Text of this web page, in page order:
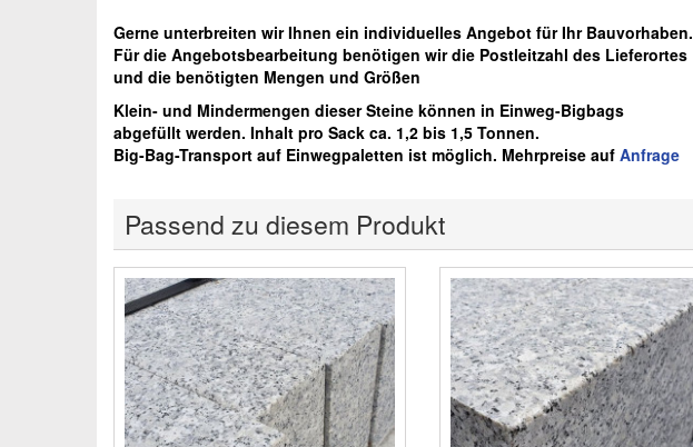
Gerne unterbreiten wir Ihnen ein individuelles Angebot für Ihr Bauvorhaben.
Für die Angebotsbearbeitung benötigen wir die Postleitzahl des Lieferortes
und die benötigten Mengen und Größen
Klein- und Mindermengen dieser Steine können in Einweg-Bigbags
abgefüllt werden. Inhalt pro Sack ca. 1,2 bis 1,5 Tonnen.
Big-Bag-Transport auf Einwegpaletten ist möglich. Mehrpreise auf Anfrage
Passend zu diesem Produkt